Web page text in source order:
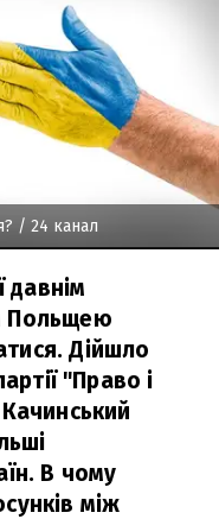
/ 24 канал
давнім
Польщею
Дійшло
"Право і
В чому
між